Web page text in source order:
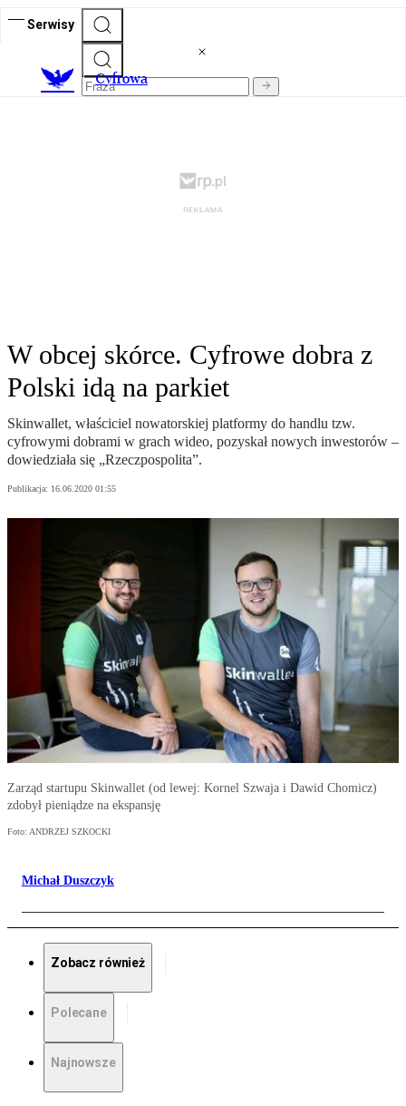
Serwisy
Cyfrowa
W obcej skórce. Cyfrowe dobra z
Polski idą na parkiet
Skinwallet, właściciel nowatorskiej platformy do handlu tzw.
cyfrowymi dobrami w grach wideo, pozyskał nowych inwestorów –
dowiedziała się „Rzeczpospolita”.
Publikacja: 16.06.2020 01:55
Zarząd startupu Skinwallet (od lewej: Kornel Szwaja i Dawid Chomicz)
zdobył pieniądze na ekspansję
Foto: ANDRZEJ SZKOCKI
Michał Duszczyk
Zobacz również
Polecane
Najnowsze